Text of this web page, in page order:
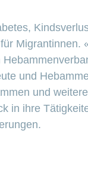
Migrantinnen.
und
und
in ihre